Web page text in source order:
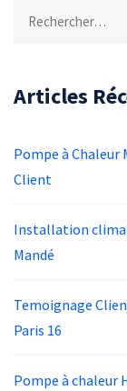
Rechercher :
Articles
Pompe à Chaleur
Client
Installation
Mandé
Temoignage
Paris 16
Pompe à chaleur